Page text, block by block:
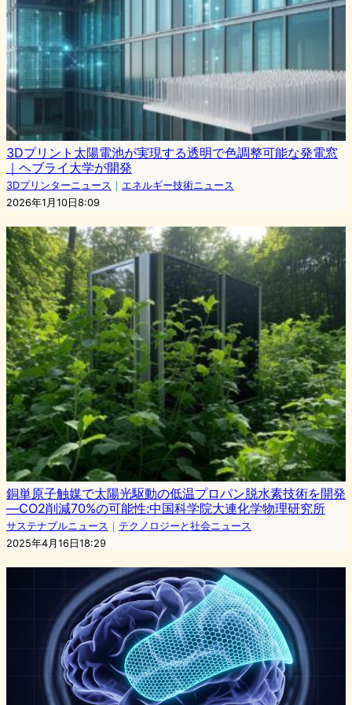
3Dプリント太陽電池が実現する透明で色調整可能な発電窓
｜ヘブライ大学が開発
3Dプリンターニュース ｜ エネルギー技術ニュース
2026年1月10日8:09
銅単原子触媒で太陽光駆動の低温プロパン脱水素技術を開発
—CO2削減70%の可能性:中国科学院大連化学物理研究所
サステナブルニュース ｜ テクノロジーと社会ニュース
2025年4月16日18:29